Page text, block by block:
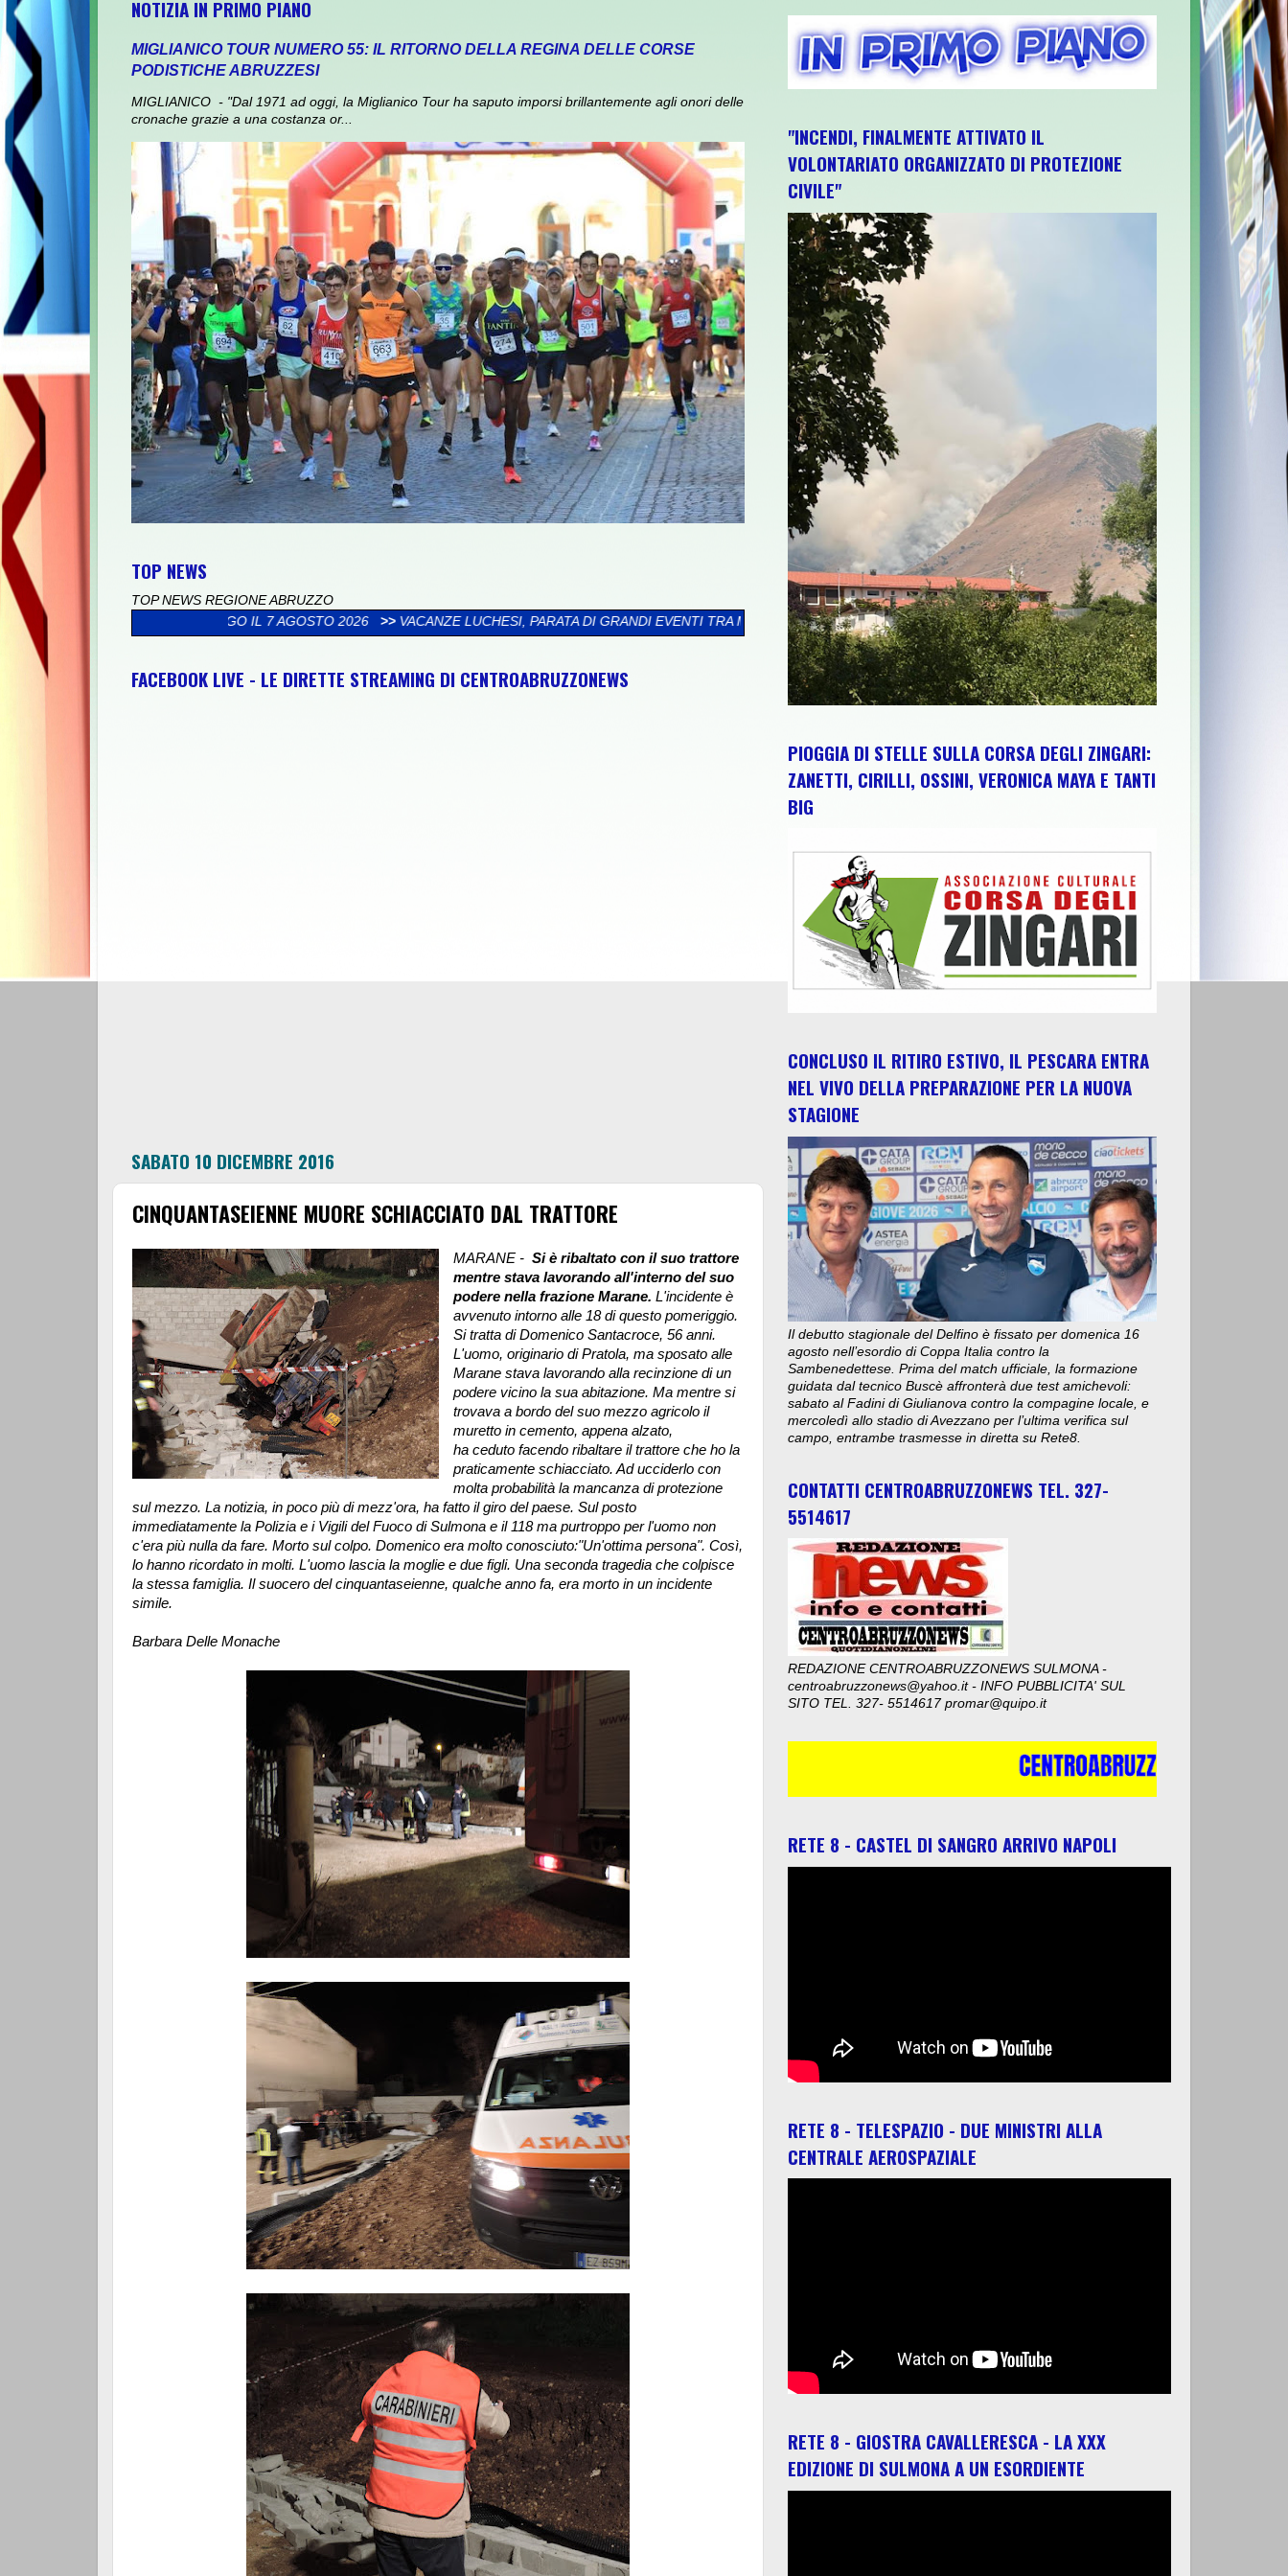
NOTIZIA IN PRIMO PIANO
MIGLIANICO TOUR NUMERO 55: IL RITORNO DELLA REGINA DELLE CORSE
PODISTICHE ABRUZZESI
MIGLIANICO - "Dal 1971 ad oggi, la Miglianico Tour ha saputo imporsi brillantemente agli onori delle
cronache grazie a una costanza or...
TOP NEWS
TOP NEWS REGIONE ABRUZZO
IL 7 AGOSTO 2026
VACANZE LUCHESI, PARATA DI GRANDI EVENTI TRA MUSICA, CANTINE APERTE, ARTE E CULTURA >> MIGLIANICO TOUR NUMERO 55: IL RITORNO DELLA REGINA
FACEBOOK LIVE - LE DIRETTE STREAMING DI CENTROABRUZZONEWS
SABATO 10 DICEMBRE 2016
CINQUANTASEIENNE MUORE SCHIACCIATO DAL TRATTORE
MARANE - Si è ribaltato con il suo trattore
mentre stava lavorando all'interno del suo
podere nella frazione Marane. L'incidente è
avvenuto intorno alle 18 di questo pomeriggio.
Si tratta di Domenico Santacroce, 56 anni.
L'uomo, originario di Pratola, ma sposato alle
Marane stava lavorando alla recinzione di un
podere vicino la sua abitazione. Ma mentre si
trovava a bordo del suo mezzo agricolo il
muretto in cemento, appena alzato,
ha ceduto facendo ribaltare il trattore che ho la
praticamente schiacciato. Ad ucciderlo con
molta probabilità la mancanza di protezione
sul mezzo. La notizia, in poco più di mezz'ora, ha fatto il giro del paese. Sul posto
immediatamente la Polizia e i Vigili del Fuoco di Sulmona e il 118 ma purtroppo per l'uomo non
c'era più nulla da fare. Morto sul colpo. Domenico era molto conosciuto:"Un'ottima persona". Così,
lo hanno ricordato in molti. L'uomo lascia la moglie e due figli. Una seconda tragedia che colpisce
la stessa famiglia. Il suocero del cinquantaseienne, qualche anno fa, era morto in un incidente
simile.
Barbara Delle Monache
"INCENDI, FINALMENTE ATTIVATO IL
VOLONTARIATO ORGANIZZATO DI PROTEZIONE
CIVILE"
PIOGGIA DI STELLE SULLA CORSA DEGLI ZINGARI:
ZANETTI, CIRILLI, OSSINI, VERONICA MAYA E TANTI
BIG
CONCLUSO IL RITIRO ESTIVO, IL PESCARA ENTRA
NEL VIVO DELLA PREPARAZIONE PER LA NUOVA
STAGIONE
Il debutto stagionale del Delfino è fissato per domenica 16
agosto nell’esordio di Coppa Italia contro la
Sambenedettese. Prima del match ufficiale, la formazione
guidata dal tecnico Buscè affronterà due test amichevoli:
sabato al Fadini di Giulianova contro la compagine locale, e
mercoledì allo stadio di Avezzano per l’ultima verifica sul
campo, entrambe trasmesse in diretta su Rete8.
CONTATTI CENTROABRUZZONEWS TEL. 327-
5514617
REDAZIONE CENTROABRUZZONEWS SULMONA -
centroabruzzonews@yahoo.it - INFO PUBBLICITA' SUL
SITO TEL. 327- 5514617 promar@quipo.it
RETE 8 - CASTEL DI SANGRO ARRIVO NAPOLI
RETE 8 - TELESPAZIO - DUE MINISTRI ALLA
CENTRALE AEROSPAZIALE
RETE 8 - GIOSTRA CAVALLERESCA - LA XXX
EDIZIONE DI SULMONA A UN ESORDIENTE